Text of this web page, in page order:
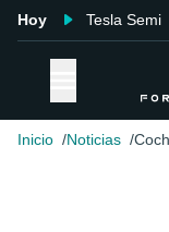
Hoy Tesla Semi
Inicio Noticias